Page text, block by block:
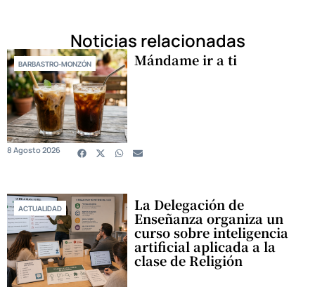
Noticias relacionadas
BARBASTRO-MONZÓN Mándame ir a ti
8 Agosto 2026
ACTUALIDAD La Delegación de
Enseñanza organiza un
curso sobre inteligencia
artificial aplicada a la
clase de Religión